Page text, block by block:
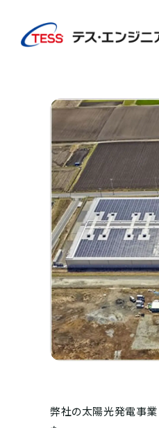
TESS群馬横
太陽光発電
TESS群
弊社の太陽光発電事業